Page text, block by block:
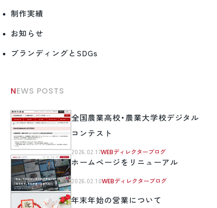
制作実績
お知らせ
ブランディングとSDGs
NEWS POSTS
全国農業高校・農業大学校デジタル
コンテスト
2026.02.17WEBディレクターブログ
ホームページをリニューアル
2026.02.10WEBディレクターブログ
年末年始の営業について